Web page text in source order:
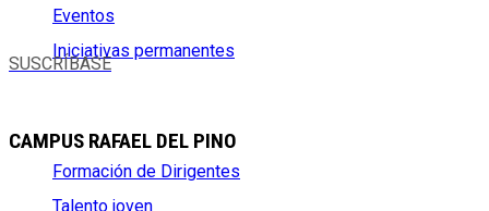
Eventos
Iniciativas permanentes
SUSCRÍBASE
CAMPUS RAFAEL DEL PINO
Formación de Dirigentes
Talento joven